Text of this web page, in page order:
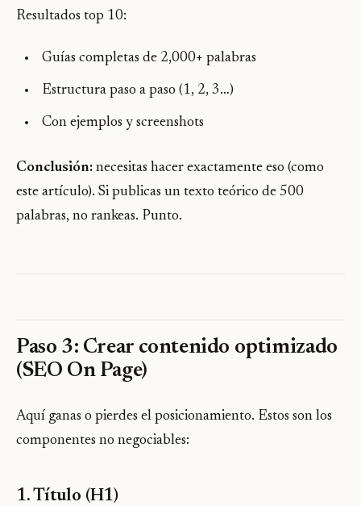
Resultados top 10:
Guías completas de 2,000+ palabras
Estructura paso a paso (1, 2, 3…)
Con ejemplos y screenshots
Conclusión: necesitas hacer exactamente eso (como
este artículo). Si publicas un texto teórico de 500
palabras, no rankeas. Punto.
Paso 3: Crear contenido optimizado
(SEO On Page)
Aquí ganas o pierdes el posicionamiento. Estos son los
componentes no negociables:
1. Título (H1)